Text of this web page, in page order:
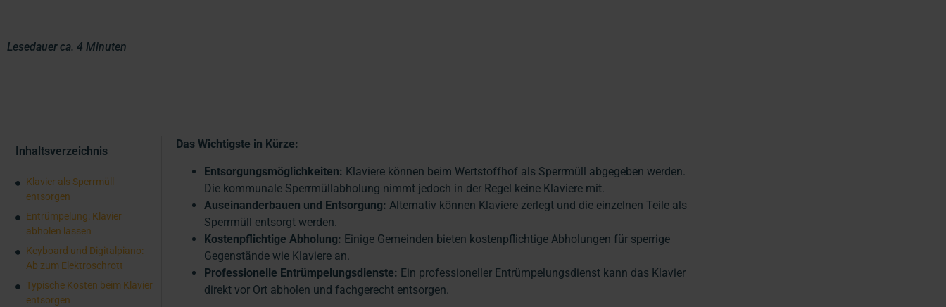
Lesedauer ca. 4 Minuten
Inhaltsverzeichnis
Klavier als Sperrmüll
entsorgen
Entrümpelung: Klavier
abholen lassen
Keyboard und Digitalpiano:
Ab zum Elektroschrott
Typische Kosten beim Klavier
entsorgen
Das Wichtigste in Kürze:
Entsorgungsmöglichkeiten: Klaviere können beim Wertstoffhof als Sperrmüll abgegeben werden.
Die kommunale Sperrmüllabholung nimmt jedoch in der Regel keine Klaviere mit.
Auseinanderbauen und Entsorgung: Alternativ können Klaviere zerlegt und die einzelnen Teile als
Sperrmüll entsorgt werden.
Kostenpflichtige Abholung: Einige Gemeinden bieten kostenpflichtige Abholungen für sperrige
Gegenstände wie Klaviere an.
Professionelle Entrümpelungsdienste: Ein professioneller Entrümpelungsdienst kann das Klavier
direkt vor Ort abholen und fachgerecht entsorgen.